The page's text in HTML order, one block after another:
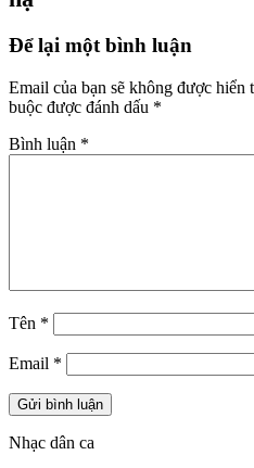
Để lại một bình luận
Email của bạn sẽ không được hiển
buộc được đánh dấu *
Bình luận *
Tên *
Email *
Nhạc dân ca